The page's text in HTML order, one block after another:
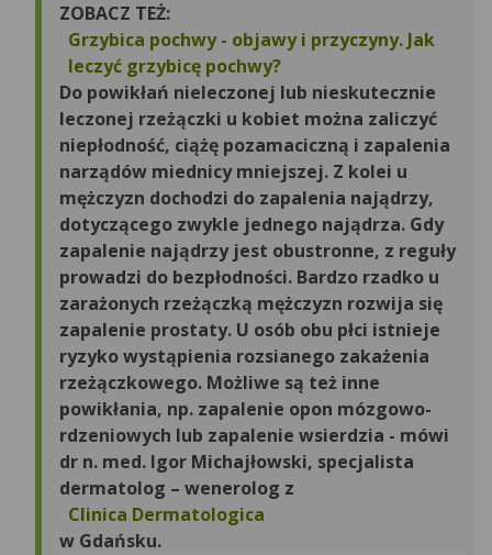
ZOBACZ TEŻ:
Grzybica pochwy - objawy i przyczyny. Jak
leczyć grzybicę pochwy?
Do powikłań nieleczonej lub nieskutecznie
leczonej rzeżączki u kobiet można zaliczyć
niepłodność, ciążę pozamaciczną i zapalenia
narządów miednicy mniejszej. Z kolei u
mężczyzn dochodzi do zapalenia najądrzy,
dotyczącego zwykle jednego najądrza. Gdy
zapalenie najądrzy jest obustronne, z reguły
prowadzi do bezpłodności. Bardzo rzadko u
zarażonych rzeżączką mężczyzn rozwija się
zapalenie prostaty. U osób obu płci istnieje
ryzyko wystąpienia rozsianego zakażenia
rzeżączkowego. Możliwe są też inne
powikłania, np. zapalenie opon mózgowo-
rdzeniowych lub zapalenie wsierdzia - mówi
dr n. med. Igor Michajłowski, specjalista
dermatolog – wenerolog z
Clinica Dermatologica
w Gdańsku.